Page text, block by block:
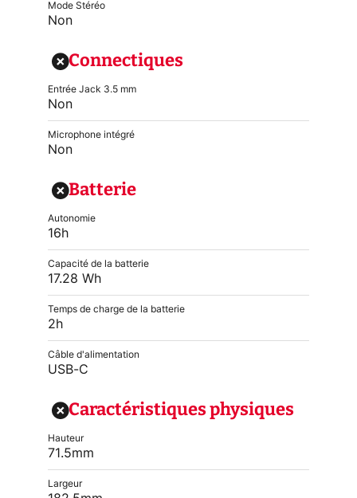
Mode Stéréo
Non
Connectiques
Entrée Jack 3.5 mm
Non
Microphone intégré
Non
Batterie
Autonomie
16h
Capacité de la batterie
17.28 Wh
Temps de charge de la batterie
2h
Câble d'alimentation
USB-C
Caractéristiques physiques
Hauteur
71.5mm
Largeur